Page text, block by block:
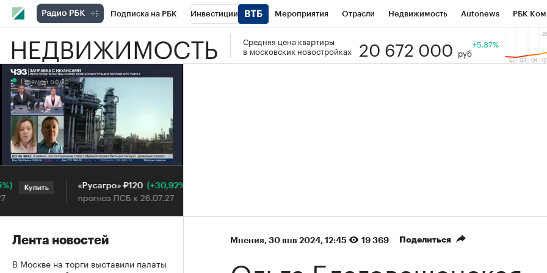
Подписка на РБК Инвестиции Мероприятия Отрасли Недвижимость Autonews РБК
РБК Вино Спорт Школа управления РБК РБК Образование Тренды
Кредитные рейтинги
Проверка контрагентов
НЕДВИЖИМОСТЬ
Средняя цена квартиры
в московских новостройках
20 672 000 руб
+5.87%
Мнения⁠, 30 янв 2024, 12:45 19 369 Поделиться
Прямой эфир
Прямой эфир
Купить «Русагро» ₽120 (+30,92%)
прогноз ПСБ к 26.07.27
Лента новостей
В Москве на торги выставили палаты